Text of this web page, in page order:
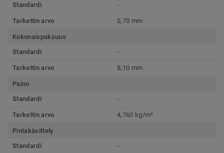
Standardi
-
Tarkettin arvo 0,70 mm
Kokonaispaksuus
Standardi
-
Tarkettin arvo 8,10 mm
Paino
Standardi
-
Tarkettin arvo 4,760 kg/m²
Pintakäsittely
Standardi
-